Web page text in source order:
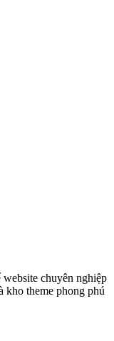
chuyên nghiệp
kho theme phong phú